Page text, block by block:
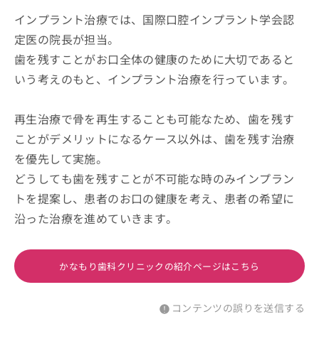
インプラント治療では、国際口腔インプラント学会認
定医の院長が担当。
歯を残すことがお口全体の健康のために大切であると
いう考えのもと、インプラント治療を行っています。
再生治療で骨を再生することも可能なため、歯を残す
ことがデメリットになるケース以外は、歯を残す治療
を優先して実施。
どうしても歯を残すことが不可能な時のみインプラン
トを提案し、患者のお口の健康を考え、患者の希望に
沿った治療を進めていきます。
かなもり歯科クリニックの紹介ページはこちら
コンテンツの誤りを送信する